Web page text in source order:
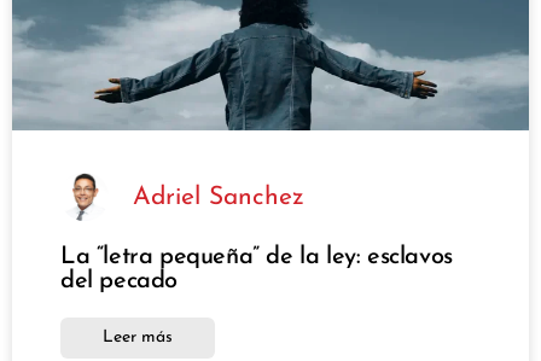
Adriel Sanchez
La “letra pequeña” de la ley: esclavos
del pecado
Leer más